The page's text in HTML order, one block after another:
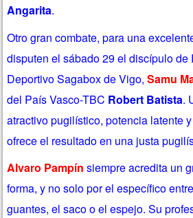
Angarita.
Otro gran combate, para una
disputen el sábado 29 el discípulo de
Deportivo Sagabox de Vigo,Samu
del País Vasco-TBC Robert Batista.
atractivo pugilístico, potencia latente
ofrece el resultado en una justa
Alvaro Pampín siempre acredita un
forma, y no solo por el específico
guantes, el saco o el espejo. Su